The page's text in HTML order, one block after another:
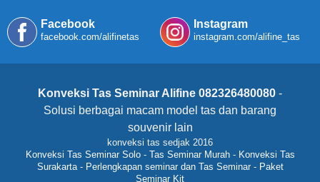
Facebook
facebook.com/alifinetas
Instagram
instagram.com/alifine_tas
Konveksi Tas Seminar Alifine 082326480080 -
Solusi berbagai macam model tas dan barang
souvenir lain
konveksi tas sedjak 2016
Konveksi Tas Seminar Solo- Tas Seminar Murah- Konveksi Tas
Surakarta- Perlengkapan seminar dan Tas Seminar- Paket
Seminar Kit